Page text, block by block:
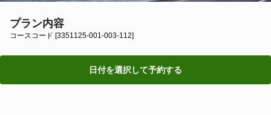
プラン内容
コースコード [3351125-001-003-112]
日付を選択して予約する